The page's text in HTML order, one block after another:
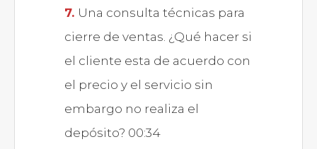
Una consulta técnicas para
cierre de ventas. ¿Qué hacer si
el cliente esta de acuerdo con
el precio y el servicio sin
embargo no realiza el
depósito? 00:34